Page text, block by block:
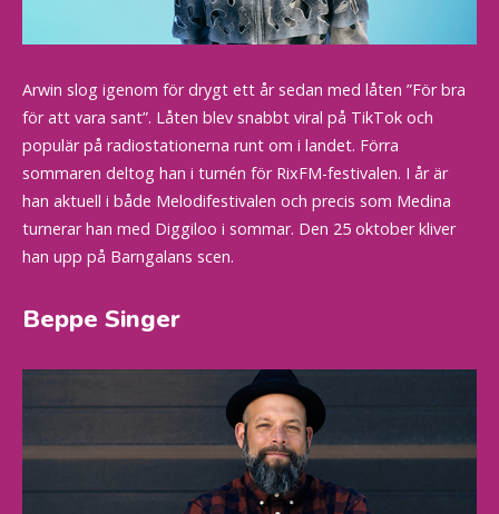
Arwin slog igenom för drygt ett år sedan med låten ”För bra
för att vara sant”. Låten blev snabbt viral på TikTok och
populär på radiostationerna runt om i landet. Förra
sommaren deltog han i turnén för RixFM-festivalen. I år är
han aktuell i både Melodifestivalen och precis som Medina
turnerar han med Diggiloo i sommar. Den 25 oktober kliver
han upp på Barngalans scen.
Beppe Singer